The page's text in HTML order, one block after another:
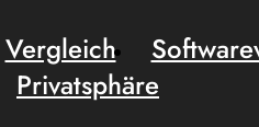
Vergleich
Privatsphäre